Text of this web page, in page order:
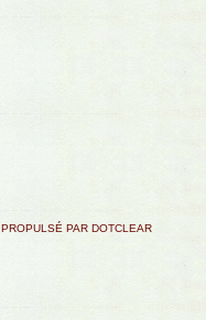
PROPULSÉ PAR DOTCLEAR